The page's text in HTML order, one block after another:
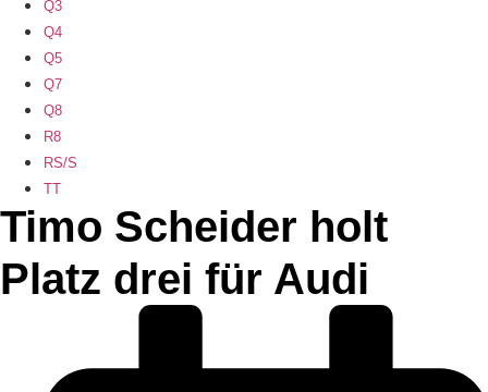
Q3
Q4
Q5
Q7
Q8
R8
RS/S
TT
Timo Scheider holt
Platz drei für Audi